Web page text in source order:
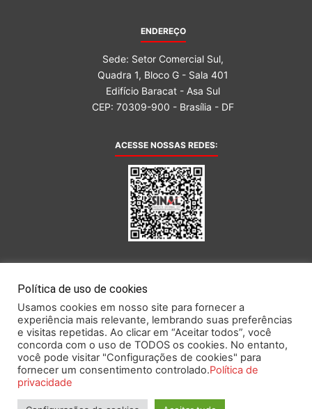
ENDEREÇO
Sede: Setor Comercial Sul,
Quadra 1, Bloco G - Sala 401
Edifício Baracat - Asa Sul
CEP: 70309-900 - Brasília - DF
ACESSE NOSSAS REDES:
Este portal obedece às prescrições da Lei Geral de Proteção de Dados.
Política de uso de cookies
Usamos cookies em nosso site para fornecer a
experiência mais relevante, lembrando suas preferências
e visitas repetidas. Ao clicar em “Aceitar todos”, você
concorda com o uso de TODOS os cookies. No entanto,
você pode visitar "Configurações de cookies" para
fornecer um consentimento controlado.Política de
privacidade